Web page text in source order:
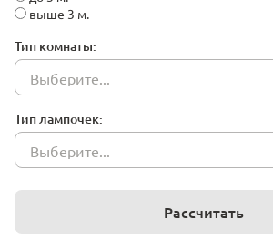
выше 3 м.
Тип комнаты:
Тип лампочек:
Рассчитать